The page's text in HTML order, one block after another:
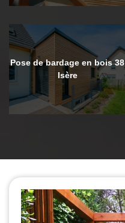
Pose de bardage en bois 38
Isère